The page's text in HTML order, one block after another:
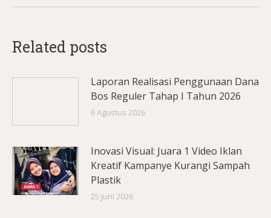
Related posts
Laporan Realisasi Penggunaan Dana
Bos Reguler Tahap I Tahun 2026
6 Agustus 2026
Inovasi Visual: Juara 1 Video Iklan
Kreatif Kampanye Kurangi Sampah
Plastik
25 Juni 2026